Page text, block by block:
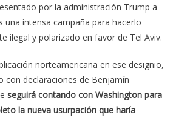
por la administración Trump a
una intensa campaña para hacerlo
ilegal y polarizado en favor de Tel Aviv.
norteamericana en ese designio,
con declaraciones de Benjamín
seguirá contando con Washington para
la nueva usurpación que haría